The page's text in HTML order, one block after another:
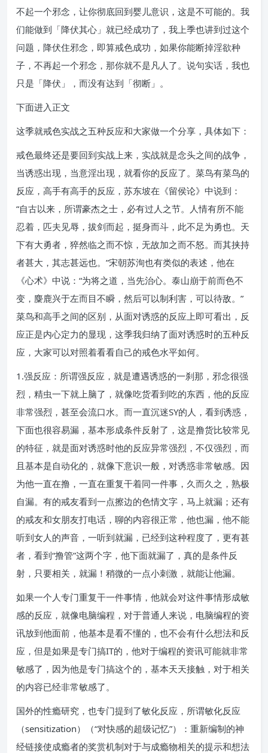
不起一个邪念，让你彻底回到婴儿意识，这是不可能的。我
们能做到「降伏其心」就已经成功了，我上季也讲到过这个
问题，降伏住邪念，即算戒色成功，如果你能断掉淫欲种
子，不再起一个邪念，那你就不是凡人了。说句实话，我也
只是「降伏」，而没有达到「彻断」。
下面进入正文
这季就戒色实战之五种反应和大家做一个分享，具体如下：
戒色最终还是要回到实战上来，实战就是念头之间的战争，
当诱惑出现，当意淫出现，就看你的反应了。菜鸟有菜鸟的
反应，高手有高手的反应，苏东坡在《留侯论》中说到：
“自古以来，所谓豪杰之士，必有过人之节。人情有所不能
忍着，匹夫见辱，拔剑而起，挺身而斗，此不足为勇也。天
下有大勇者，猝然临之而不惊，无故加之而不怒。而其挟持
者甚大，其志甚远也。”宋朝苏洵也有类似的表述，他在
《心术》中说：“为将之道，当先治心。泰山崩于前而色不
变，麋鹿兴于左而目不瞬，然后可以制利害，可以待敌。”
菜鸟和高手之间的区别，从面对诱惑的反应上即可看出，反
应正是内心定力的显现，这季我归纳了面对诱惑时的五种反
应，大家可以对照着看看自己的戒色水平如何。
1.强反应：所谓强反应，就是遭遇诱惑的一刹那，邪念很强
烈，精虫一下就上脑了，就像吃货看到吃的东西，他的反应
非常强烈，甚至会流口水。而一直沉迷SY的人，看到诱惑，
下面也很容易漏，基本形成条件反射了，这是撸货比较常见
的特征，就是面对诱惑时他的反应异常强烈，不仅强烈，而
且基本是自动化的，就像下意识一般，对诱惑非常敏感。因
为他一直在撸，一直在重复干着同一件事，久而久之，熟极
自漏。有的戒友看到一点擦边的色情文字，马上就漏；还有
的戒友和女朋友打电话，聊的内容很正常，他也漏，他不能
听到女人的声音，一听到就漏，已经到这种程度了，更有甚
者，看到“撸管”这两个字，他下面就漏了，真的是条件反
射，只要相关，就漏！稍微的一点小刺激，就能让他漏。
如果一个人专门重复干一件事情，他就会对这件事情形成敏
感的反应，就像电脑编程，对于普通人来说，电脑编程的资
讯放到他面前，他基本是看不懂的，也不会有什么想法和反
应，但是如果是专门搞IT的，他对于编程的资讯可能就非常
敏感了，因为他是专门搞这个的，基本天天接触，对于相关
的内容已经非常敏感了。
国外的性瘾研究，也专门提到了敏化反应，所谓敏化反应
（sensitization）（“对快感的超级记忆”）：重新编制的神
经链接使成瘾者的奖赏机制对于与成瘾物相关的提示和想法